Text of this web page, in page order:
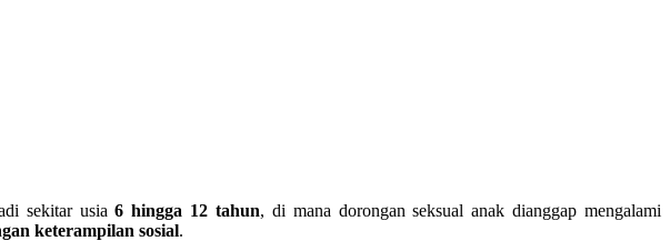
sekitar usia6 hingga 12 tahun, di mana dorongan seksual anak dianggap mengalami
keterampilan sosial.